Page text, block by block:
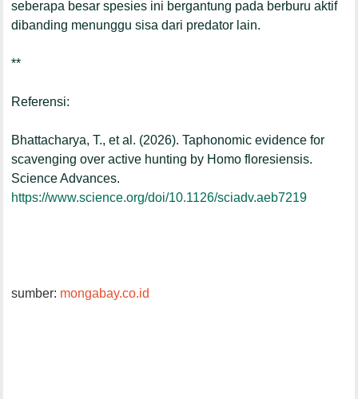
seberapa besar spesies ini bergantung pada berburu aktif
dibanding menunggu sisa dari predator lain.
**
Referensi:
Bhattacharya, T., et al. (2026).Taphonomic evidence for
scavenging over active hunting by Homo floresiensis.
Science Advances.
https://www.science.org/doi/10.1126/sciadv.aeb7219
sumber: mongabay.co.id